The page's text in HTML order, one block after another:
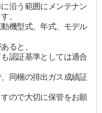
沿う範囲にメンテナン
。
機型式、年式、モデル
ると、
認証基準としては適合
同梱の排出ガス成績証
ので大切に保管をお願